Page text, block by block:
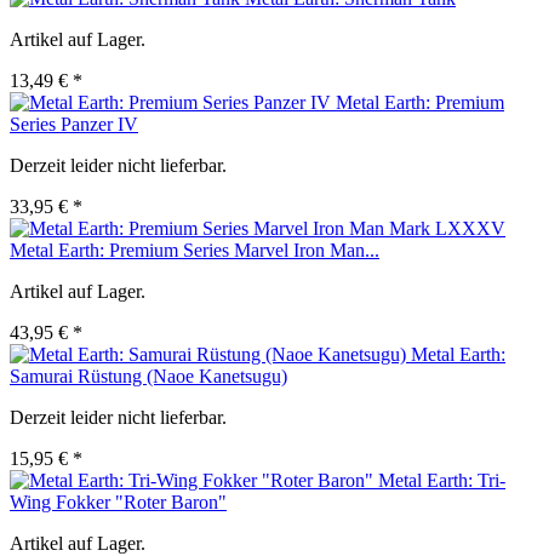
Artikel auf Lager.
13,49 € *
Metal Earth: Premium
Series Panzer IV
Derzeit leider nicht lieferbar.
33,95 € *
Metal Earth: Premium Series Marvel Iron Man...
Artikel auf Lager.
43,95 € *
Metal Earth:
Samurai Rüstung (Naoe Kanetsugu)
Derzeit leider nicht lieferbar.
15,95 € *
Metal Earth: Tri-
Wing Fokker "Roter Baron"
Artikel auf Lager.